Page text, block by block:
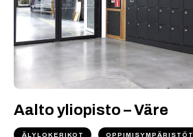
Aalto yliopisto – Väre
ÄLYLOKERIKOT OPPIMISYMPÄRISTÖT